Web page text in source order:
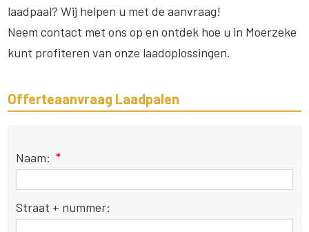
laadpaal? Wij helpen u met de aanvraag!
Neem contact met ons op en ontdek hoe u in Moerzeke
kunt profiteren van onze laadoplossingen.
Offerteaanvraag Laadpalen
Naam: *
Straat + nummer: